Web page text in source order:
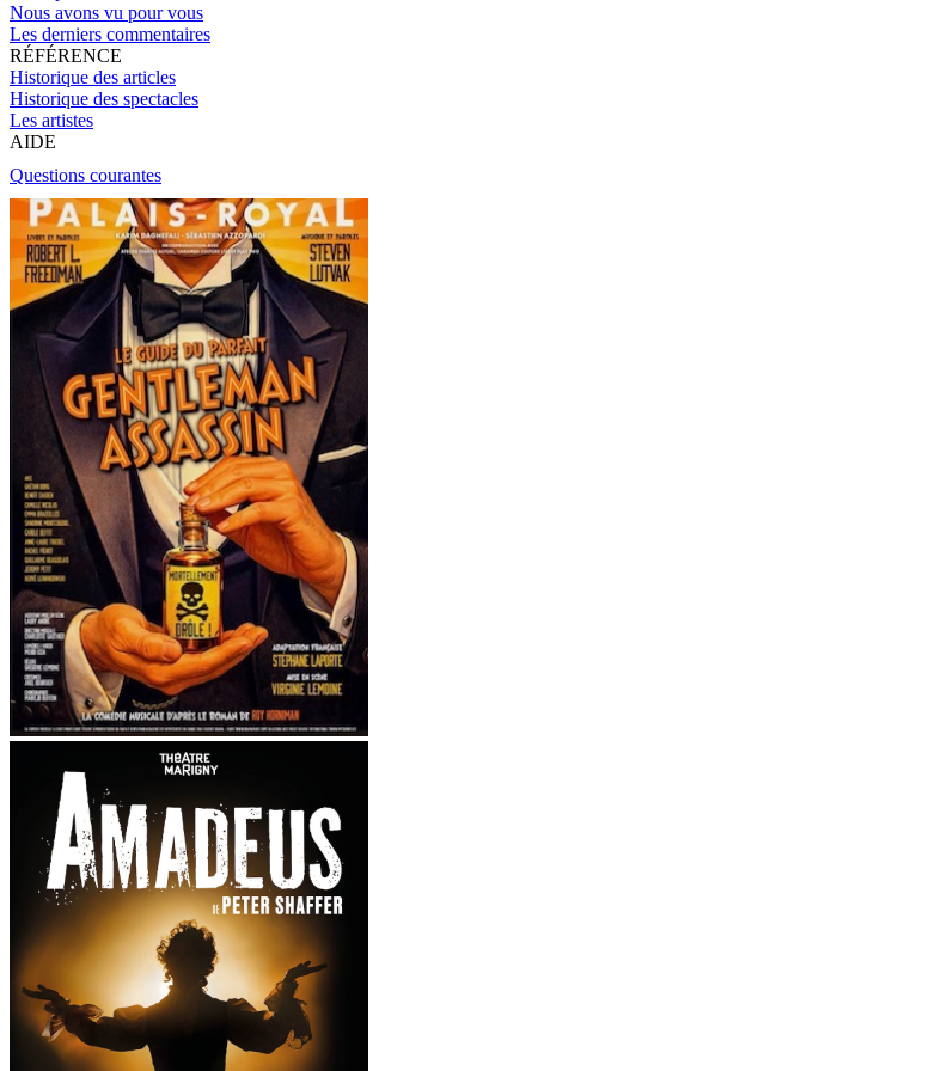
Nous avons vu pour vous
Les derniers commentaires
RÉFÉRENCE
Historique des articles
Historique des spectacles
Les artistes
AIDE
Questions courantes